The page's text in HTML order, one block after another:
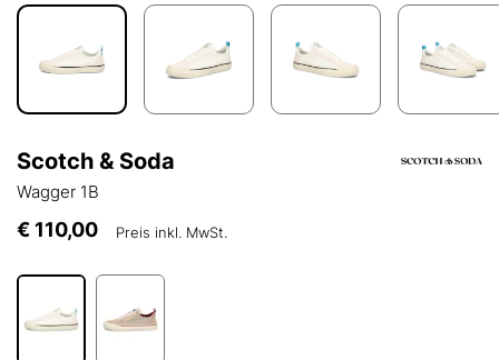
Scotch & Soda
Wagger 1B
€ 110,00 Preis inkl. MwSt.